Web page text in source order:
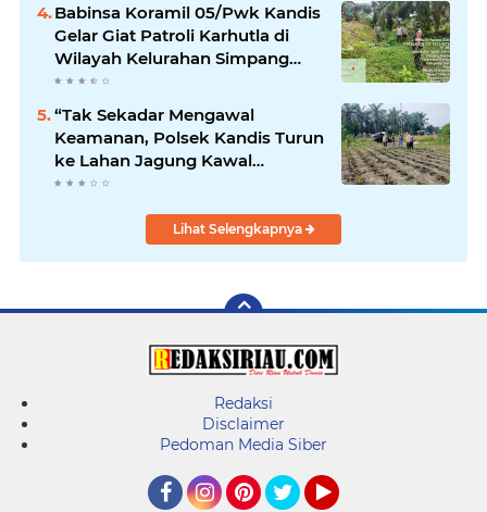
Babinsa Koramil 05/Pwk Kandis
Gelar Giat Patroli Karhutla di
Wilayah Kelurahan Simpang
Belutu
“Tak Sekadar Mengawal
Keamanan, Polsek Kandis Turun
ke Lahan Jagung Kawal
Ketahanan Pangan
Lihat Selengkapnya
Redaksi
Disclaimer
Pedoman Media Siber